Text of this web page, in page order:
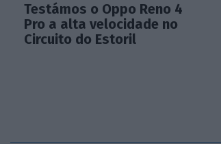
Testámos o Oppo Reno 4
Pro a alta velocidade no
Circuito do Estoril